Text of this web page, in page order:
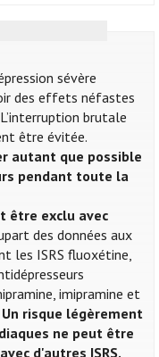
sévère
des effets néfastes
brutale
être évitée.
autant que possible
pendant toute la
être exclu avec
des données aux
les ISRS fluoxétine,
imipramine et
Un risque légèrement
ne peut être
d'autres ISRS.